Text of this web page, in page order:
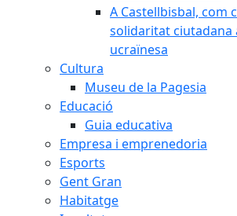
A Castellbisbal, com
solidaritat ciutadana
ucraïnesa
Cultura
Museu de la Pagesia
Educació
Guia educativa
Empresa i emprenedoria
Esports
Gent Gran
Habitatge